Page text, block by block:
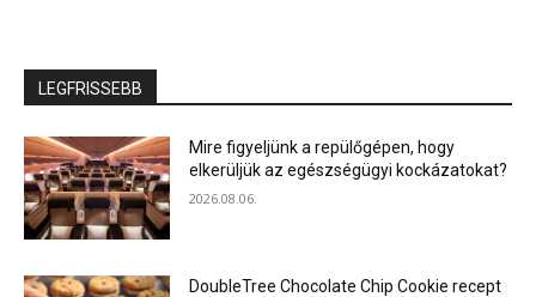
LEGFRISSEBB
Mire figyeljünk a repülőgépen, hogy
elkerüljük az egészségügyi kockázatokat?
2026.08.06.
DoubleTree Chocolate Chip Cookie recept